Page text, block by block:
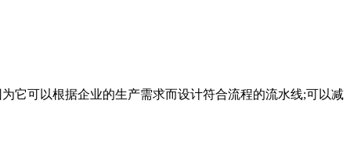
可以根据企业的生产需求而设计符合流程的流水线;可以减